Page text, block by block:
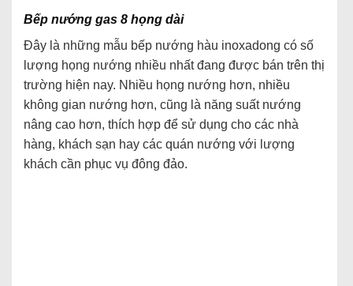
Bếp nướng gas 8 họng dài
Đây là những mẫu bếp nướng hàu inoxadong có số
lượng họng nướng nhiều nhất đang được bán trên thị
trường hiện nay. Nhiều họng nướng hơn, nhiều
không gian nướng hơn, cũng là năng suất nướng
nâng cao hơn, thích hợp để sử dụng cho các nhà
hàng, khách sạn hay các quán nướng với lượng
khách cần phục vụ đông đảo.